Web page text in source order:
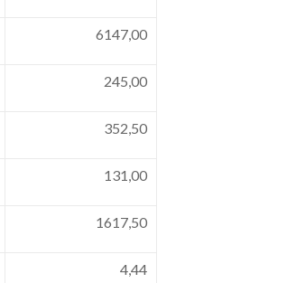
6147,00
245,00
352,50
131,00
1617,50
4,44